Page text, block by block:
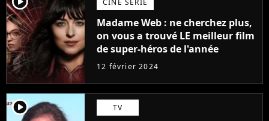
CINÉ SÉRIE
Madame Web : ne cherchez plus,
on vous a trouvé LE meilleur film
de super-héros de l'année
12 février 2024
player2 TV